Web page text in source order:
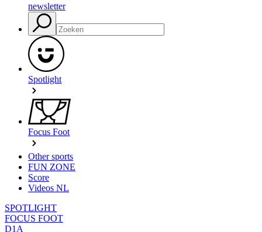
newsletter
Spotlight
Focus Foot
Other sports
FUN ZONE
Score
Videos NL
SPOTLIGHT
FOCUS FOOT
D1A